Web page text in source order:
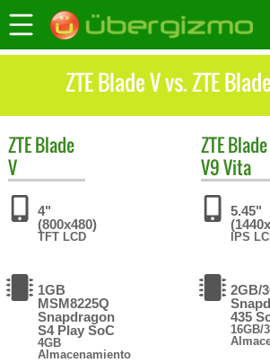
ZTE Blade V vs. ZTE
ZTEBlade
V
4"
(800x480)
TFT LCD
1GB
MSM8225Q
Snapdragon
S4 Play SoC
4GB
Almacenamiento
ZTEBlade
V9 Vita
5.45"
IPS
2GB/
435
16GB/